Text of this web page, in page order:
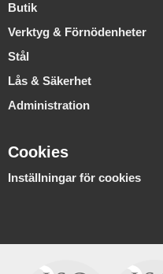
Butik
Verktyg & Förnödenheter
Stål
Lås & Säkerhet
Administration
Cookies
Inställningar för cookies